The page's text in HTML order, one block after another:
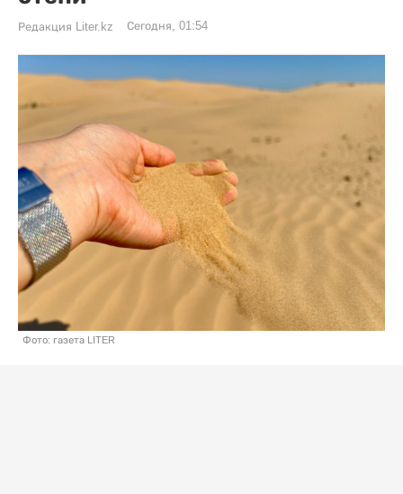
Редакция Liter.kz Сегодня, 01:54
Фото: газета LITER